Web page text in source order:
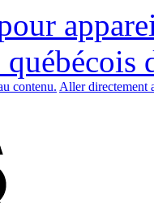
québécois
contenu. Aller directement